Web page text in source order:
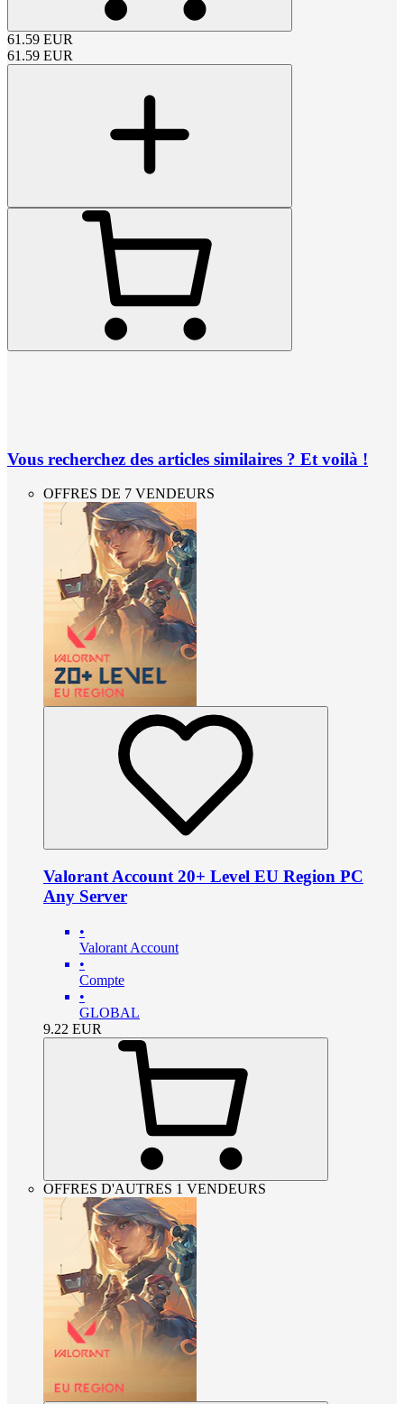
61.59 EUR
61.59 EUR
Vous recherchez des articles similaires ? Et voilà !
OFFRES DE 7 VENDEURS
Valorant Account 20+ Level EU Region PC
Any Server
•
Valorant Account
•
Compte
•
GLOBAL
9.22 EUR
OFFRES D'AUTRES 1 VENDEURS